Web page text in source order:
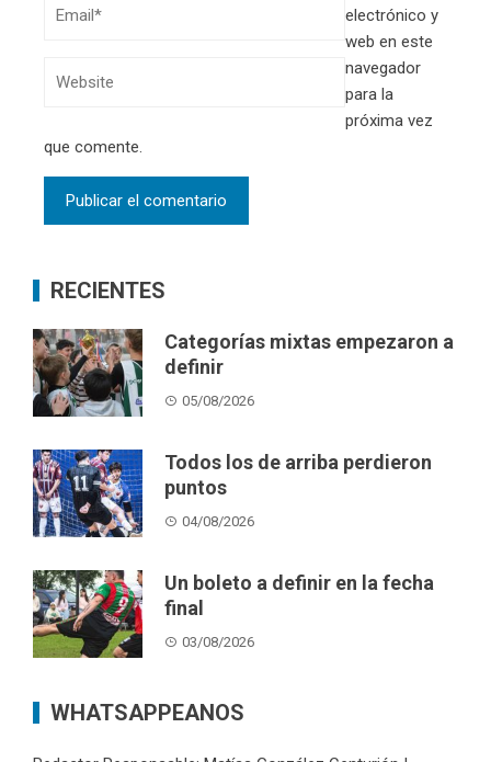
electrónico y
web en este
navegador
para la
próxima vez
que comente.
RECIENTES
Categorías mixtas empezaron a
definir
05/08/2026
Todos los de arriba perdieron
puntos
04/08/2026
Un boleto a definir en la fecha
final
03/08/2026
WHATSAPPEANOS